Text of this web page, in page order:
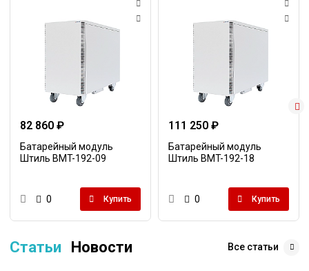
82 860 ₽
Батарейный модуль
Штиль BMT-192-09
0 Купить
111 250 ₽
Батарейный модуль
Штиль BMT-192-18
0 Купить
Статьи Новости Все статьи